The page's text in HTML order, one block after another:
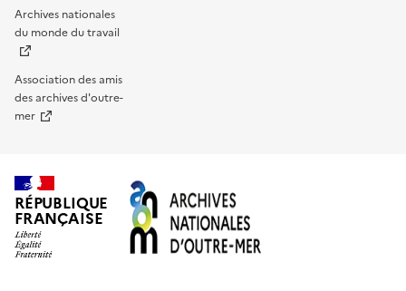
Archives nationales
du monde du travail
Association des amis
des archives d'outre-
mer
RÉPUBLIQUE
FRANÇAISE